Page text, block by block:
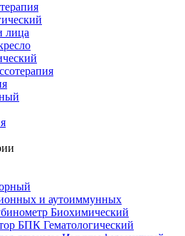
лица
и аутоиммунных
Биохимический
БПК Гематологический